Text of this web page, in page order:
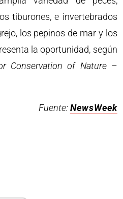
tiburones, e invertebrados
los pepinos de mar y los
la oportunidad, según
Conservation of Nature–
Fuente: NewsWeek